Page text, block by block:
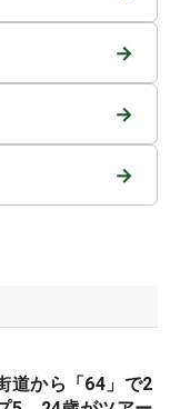
→
→
→
道から「64」で2